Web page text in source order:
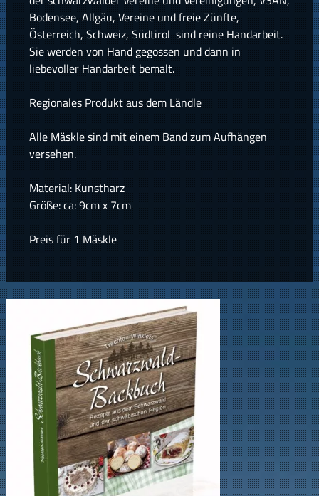
Bodensee, Allgäu, Vereine und freie Zünfte,
Österreich, Schweiz, Südtirol sind reine Handarbeit.
Sie werden von Hand gegossen und dann in
liebevoller Handarbeit bemalt.
Regionales Produkt aus dem Ländle
Alle Mäskle sind mit einem Band zum Aufhängen
versehen.
Material: Kunstharz
Größe: ca: 9cm x 7cm
Preis für 1 Mäskle